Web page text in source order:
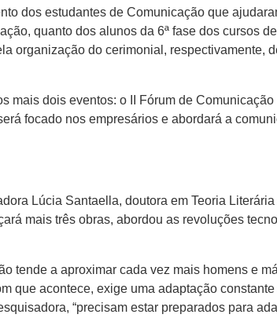
dos estudantes de Comunicação que
quanto dos alunos da 6ª fase dos cursos
organização do cerimonial, respectivamente,
mais dois eventos: o II Fórum de
focado nos empresários e abordará a
Lúcia Santaella, doutora em Teoria
mais três obras, abordou as revoluções
tende a aproximar cada vez mais homens e
que acontece, exige uma adaptação
“precisam estar preparados para